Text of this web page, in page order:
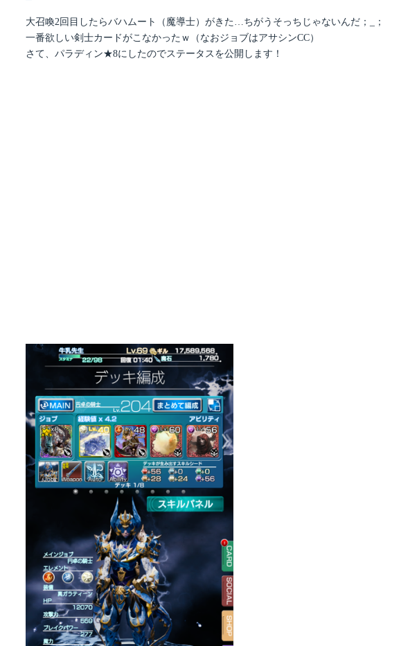
ゴ
リ
日:
大召喚2回目したらバハムート（魔導士）がきた…ちがうそっちじゃないんだ；_；
一番欲しい剣士カードがこなかったｗ（なおジョブはアサシンCC）
さて、パラディン★8にしたのでステータスを公開します！